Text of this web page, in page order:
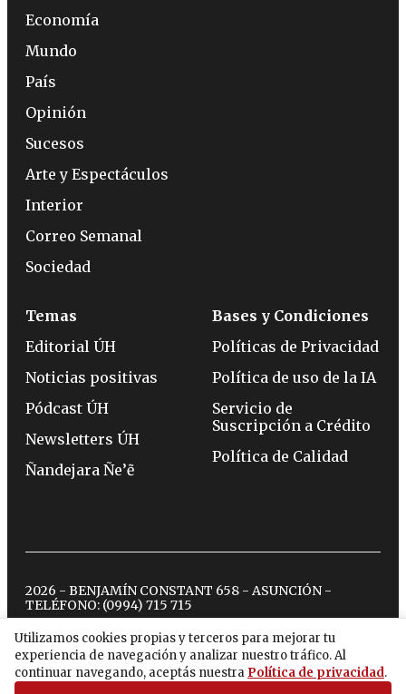
Utilizamos cookies propias y terceros para mejorar tu
experiencia de navegación y analizar nuestro tráfico. Al
continuar navegando, aceptás nuestra Política de privacidad.
Economía
Mundo
País
Opinión
Sucesos
Arte y Espectáculos
Interior
Correo Semanal
Sociedad
Temas
Editorial ÚH
Noticias positivas
Pódcast ÚH
Newsletters ÚH
Ñandejara Ñe’ẽ
Bases y Condiciones
Políticas de Privacidad
Política de uso de la IA
Servicio de
Suscripción a Crédito
Política de Calidad
2026 - BENJAMÍN CONSTANT 658 - ASUNCIÓN -
TELÉFONO: (0994) 715 715
twitterinstagram
facebook
tiktokyoutubespotify